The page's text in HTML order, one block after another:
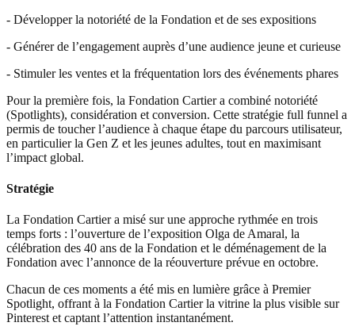
- Développer la notoriété de la Fondation et de ses expositions
- Générer de l’engagement auprès d’une audience jeune et curieuse
- Stimuler les ventes et la fréquentation lors des événements phares
Pour la première fois, la Fondation Cartier a combiné notoriété
(Spotlights), considération et conversion. Cette stratégie full funnel a
permis de toucher l’audience à chaque étape du parcours utilisateur,
en particulier la Gen Z et les jeunes adultes, tout en maximisant
l’impact global.
Stratégie
La Fondation Cartier a misé sur une approche rythmée en trois
temps forts : l’ouverture de l’exposition Olga de Amaral, la
célébration des 40 ans de la Fondation et le déménagement de la
Fondation avec l’annonce de la réouverture prévue en octobre.
Chacun de ces moments a été mis en lumière grâce à Premier
Spotlight, offrant à la Fondation Cartier la vitrine la plus visible sur
Pinterest et captant l’attention instantanément.